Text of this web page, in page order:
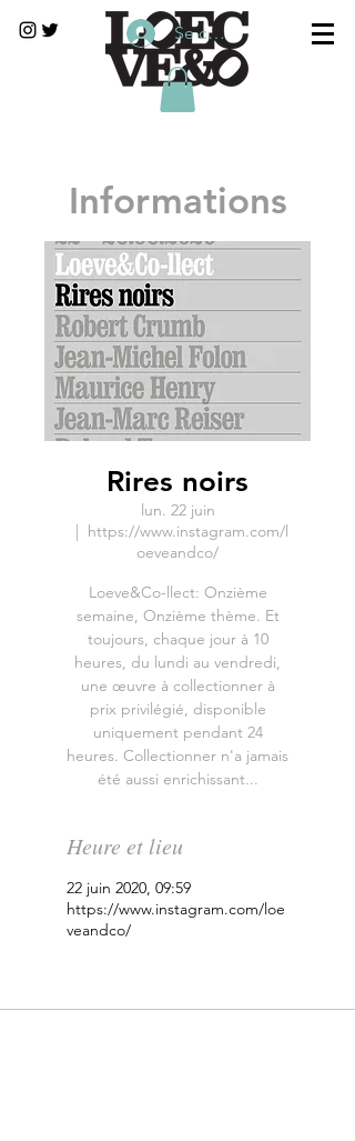
Se connecter
Informations
Rires noirs
lun. 22 juin
  |
https://www.instagram.com/l
oeveandco/
Loeve&Co-llect: Onzième
semaine, Onzième thème. Et
toujours, chaque jour à 10
heures, du lundi au vendredi,
une œuvre à collectionner à
prix privilégié, disponible
uniquement pendant 24
heures. Collectionner n'a jamais
été aussi enrichissant...
Heure et lieu
22 juin 2020, 09:59
https://www.instagram.com/loe
veandco/